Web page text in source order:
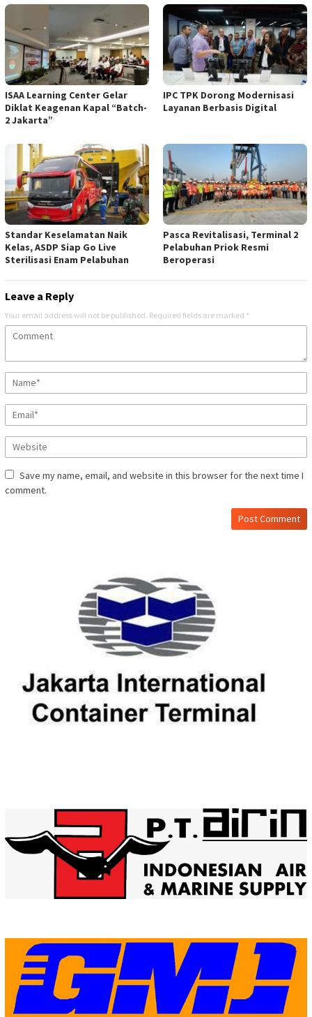
ISAA Learning Center Gelar
Diklat Keagenan Kapal “Batch-
2 Jakarta”
IPC TPK Dorong Modernisasi
Layanan Berbasis Digital
Standar Keselamatan Naik
Kelas, ASDP Siap Go Live
Sterilisasi Enam Pelabuhan
Pasca Revitalisasi, Terminal 2
Pelabuhan Priok Resmi
Beroperasi
Leave a Reply
Your email address will not be published. Required fields are marked *
Save my name, email, and website in this browser for the next time I
comment.